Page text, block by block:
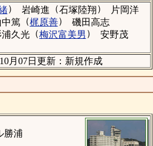
） 岩崎進 （石塚陸翔）
片岡洋
中篤 （梶原善）
磯田高志
浦久光（梅沢富美男 ）
安野茂
月07日更新：新規作成
勝浦